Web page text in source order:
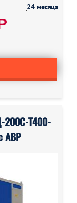
24 месяца
200С-Т400-
АВР